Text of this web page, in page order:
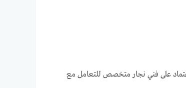
على فني نجار متخصص للتعامل مع